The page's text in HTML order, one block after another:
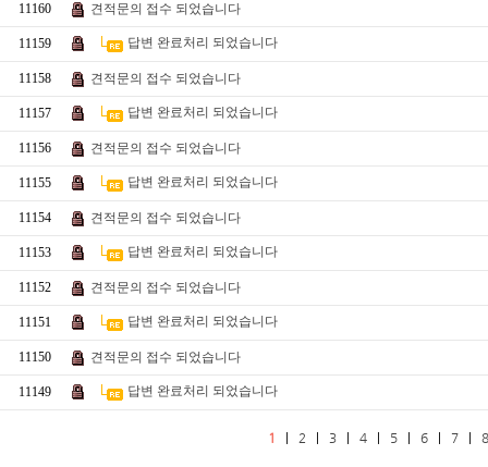
11160 견적문의 접수 되었습니다
11159 답변 완료처리 되었습니다
11158 견적문의 접수 되었습니다
11157 답변 완료처리 되었습니다
11156 견적문의 접수 되었습니다
11155 답변 완료처리 되었습니다
11154 견적문의 접수 되었습니다
11153 답변 완료처리 되었습니다
11152 견적문의 접수 되었습니다
11151 답변 완료처리 되었습니다
11150 견적문의 접수 되었습니다
11149 답변 완료처리 되었습니다
1 | 2 | 3| 4| 5| 6| 7| 8